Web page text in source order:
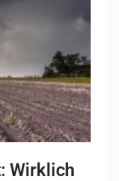
Wirklich